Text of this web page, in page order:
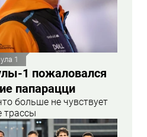
1
1 пожаловался
папарацци
больше не чувствует
трассы